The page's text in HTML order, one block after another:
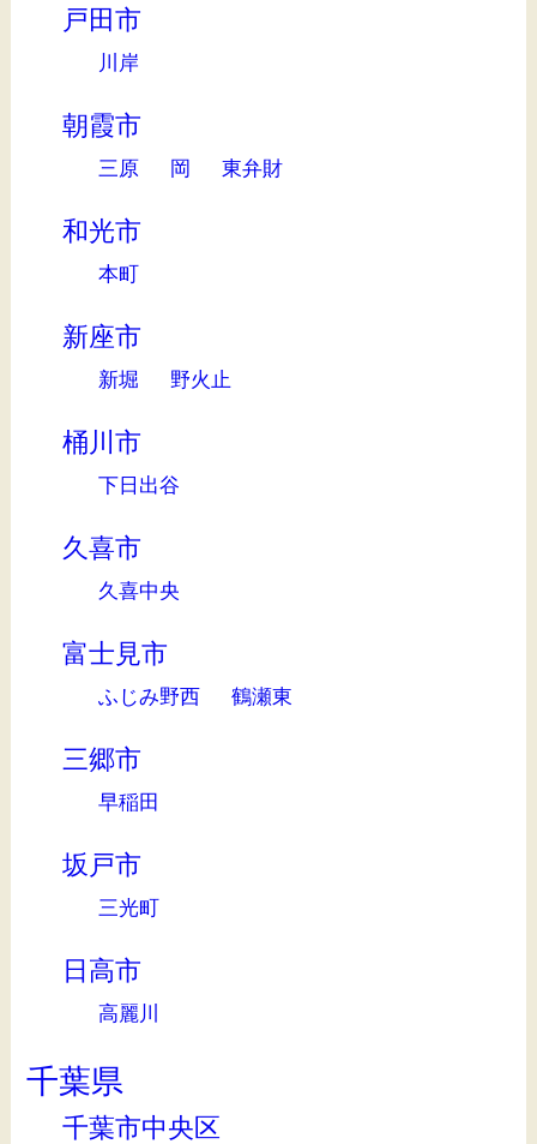
戸田市
川岸
朝霞市
三原 岡 東弁財
和光市
本町
新座市
新堀 野火止
桶川市
下日出谷
久喜市
久喜中央
富士見市
ふじみ野西 鶴瀬東
三郷市
早稲田
坂戸市
三光町
日高市
高麗川
千葉県
千葉市中央区